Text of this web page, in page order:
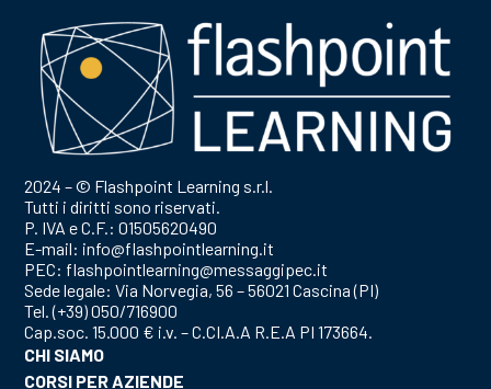
2024 – © Flashpoint Learning s.r.l.
Tutti i diritti sono riservati.
P. IVA e C.F.: 01505620490
E-mail: info@flashpointlearning.it
PEC: flashpointlearning@messaggipec.it
Sede legale: Via Norvegia, 56 – 56021 Cascina (PI)
Tel.(+39) 050/716900
Cap.soc. 15.000 € i.v. – C.CI.A.A R.E.A PI 173664.
CHI SIAMO
CORSI PER AZIENDE